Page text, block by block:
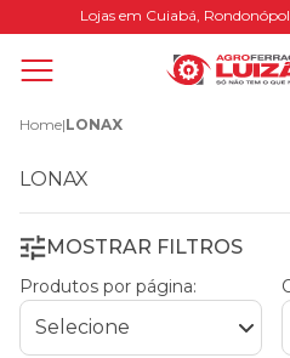
Lojas em Cuiabá,
Home|LONAX
LONAX
MOSTRAR FILTROS
Produtos por página: